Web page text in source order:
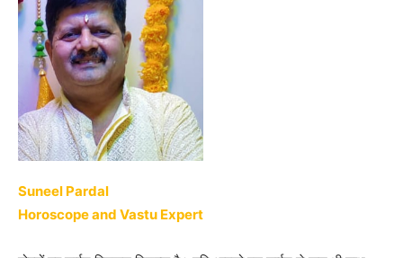
Suneel Pardal
Horoscope and Vastu Expert